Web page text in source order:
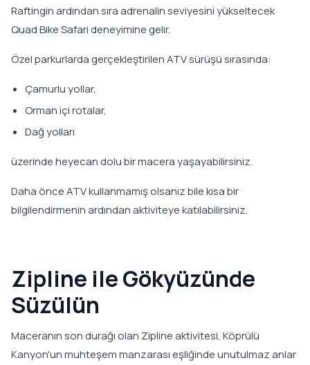
Raftingin ardından sıra adrenalin seviyesini yükseltecek
Quad Bike Safari deneyimine gelir.
Özel parkurlarda gerçekleştirilen ATV sürüşü sırasında:
Çamurlu yollar,
Orman içi rotalar,
Dağ yolları
üzerinde heyecan dolu bir macera yaşayabilirsiniz.
Daha önce ATV kullanmamış olsanız bile kısa bir
bilgilendirmenin ardından aktiviteye katılabilirsiniz.
Zipline ile Gökyüzünde
Süzülün
Maceranın son durağı olan Zipline aktivitesi, Köprülü
Kanyon'un muhteşem manzarası eşliğinde unutulmaz anlar